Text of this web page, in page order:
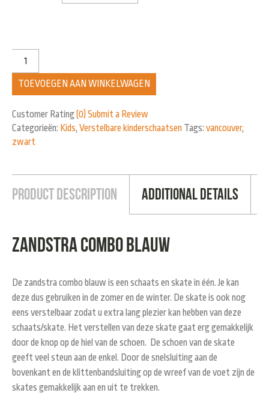
TOEVOEGEN AAN WINKELWAGEN
Customer Rating(0) Submit a Review
Categorieën: Kids, Verstelbare kinderschaatsen Tags: vancouver,
zwart
Product Description Additional Details
Zandstra combo blauw
De zandstra combo blauw is een schaats en skate in één. Je kan
deze dus gebruiken in de zomer en de winter. De skate is ook nog
eens verstelbaar zodat u extra lang plezier kan hebben van deze
schaats/skate. Het verstellen van deze skate gaat erg gemakkelijk
door de knop op de hiel van de schoen. De schoen van de skate
geeft veel steun aan de enkel. Door de snelsluiting aan de
bovenkant en de klittenbandsluiting op de wreef van de voet zijn de
skates gemakkelijk aan en uit te trekken.